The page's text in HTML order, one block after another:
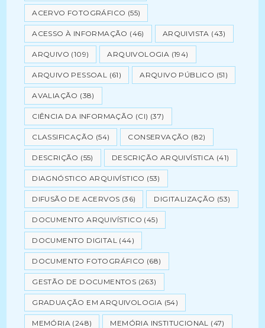
ACERVO FOTOGRÁFICO (55)
ACESSO À INFORMAÇÃO (46) ARQUIVISTA (43)
ARQUIVO (109) ARQUIVOLOGIA (194)
ARQUIVO PESSOAL (61) ARQUIVO PÚBLICO (51)
AVALIAÇÃO (38)
CIÊNCIA DA INFORMAÇÃO (CI) (37)
CLASSIFICAÇÃO (54) CONSERVAÇÃO (82)
DESCRIÇÃO (55) DESCRIÇÃO ARQUIVÍSTICA (41)
DIAGNÓSTICO ARQUIVÍSTICO (53)
DIFUSÃO DE ACERVOS (36) DIGITALIZAÇÃO (53)
DOCUMENTO ARQUIVÍSTICO (45)
DOCUMENTO DIGITAL (44)
DOCUMENTO FOTOGRÁFICO (68)
GESTÃO DE DOCUMENTOS (263)
GRADUAÇÃO EM ARQUIVOLOGIA (54)
MEMÓRIA (248) MEMÓRIA INSTITUCIONAL (47)